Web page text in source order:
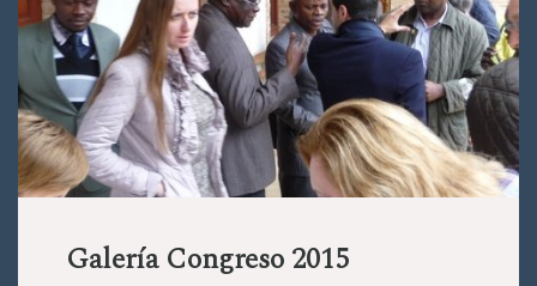
Galería Congreso 2015